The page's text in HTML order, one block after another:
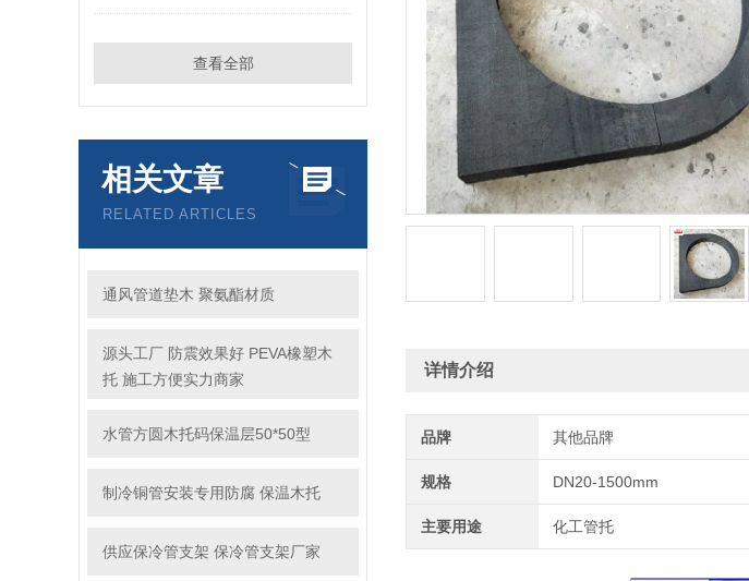
查看全部
相关文章
RELATED ARTICLES
通风管道垫木 聚氨酯材质
源头工厂 防震效果好 PEVA橡塑木
托 施工方便实力商家
水管方圆木托码保温层50*50型
制冷铜管安装专用防腐 保温木托
供应保冷管支架 保冷管支架厂家
详情介绍
品牌 其他品牌
规格 DN20-1500mm
主要用途 化工管托